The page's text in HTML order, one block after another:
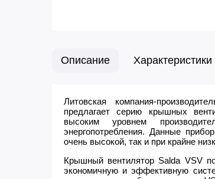
Описание Характеристики
Литовская компания-
предлагает серию крышных
высоким уровнем
энергопотребления. Данные
очень высокой, так и при крайне
Крышный вентилятор Salda VSV
экономичную и эффективную